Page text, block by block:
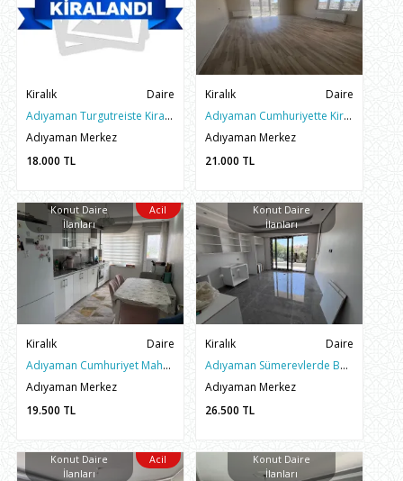
Kiralık
Daire
Adıyaman Turgutreiste Kiralık 1+1 Yerden Isıtmalı Daire
Adıyaman Merkez
18.000 TL
Kiralık
Daire
Adıyaman Cumhuriyette Kiralık 3+1 170M2 Daire
Adıyaman Merkez
21.000 TL
Konut Daire
İlanları
Acil
Kiralık
Daire
Adıyaman Cumhuriyet Mahallesinde 3. Çevreyolu Kiralık Daire
Adıyaman Merkez
19.500 TL
Konut Daire
İlanları
Kiralık
Daire
Adıyaman Sümerevlerde Belediye Karşısı 145m2 Kiralık Daire
Adıyaman Merkez
26.500 TL
Konut Daire
İlanları
Acil
Konut Daire
İlanları